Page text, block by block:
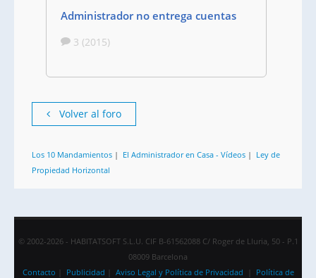
Administrador no entrega cuentas
3 (2015)
Volver al foro
Los 10 Mandamientos | El Administrador en Casa - Vídeos | Ley de
Propiedad Horizontal
© 2002-2026 - HABITATSOFT S.L.U. CIF B-61562088 C/ Roger de Lluria, 50 - P.1
08009 Barcelona
Contacto
Publicidad Aviso Legal y Política de Privacidad Política de